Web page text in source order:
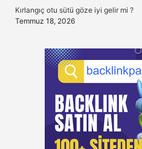
Kırlangıç otu sütü göze iyi gelir mi ?
Temmuz 18, 2026